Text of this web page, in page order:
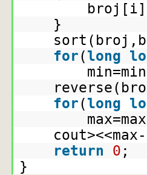
}
for(long
for(long
return
0 ;
}